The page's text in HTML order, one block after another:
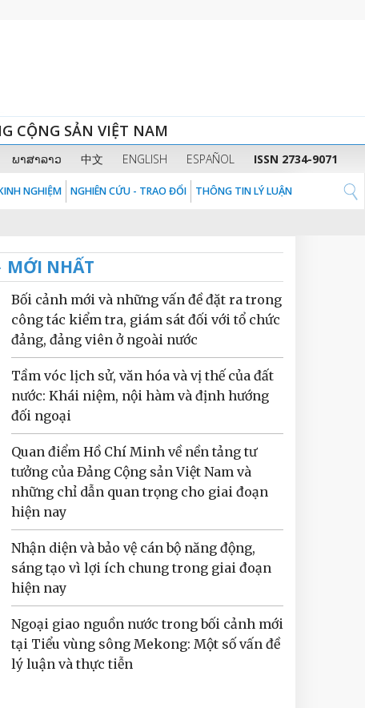
CỘNG SẢN VIỆT NAM
ພາສາລາວ 中文 ENGLISH ESPAÑOL ISSN 2734-9071
NGHIỆM NGHIÊN CỨU - TRAO ĐỔI THÔNG TIN LÝ LUẬN
MỚI NHẤT
Bối cảnh mới và những vấn đề đặt ra trong
công tác kiểm tra, giám sát đối với tổ chức
đảng, đảng viên ở ngoài nước
Tầm vóc lịch sử, văn hóa và vị thế của đất
nước: Khái niệm, nội hàm và định hướng
đối ngoại
Quan điểm Hồ Chí Minh về nền tảng tư
tưởng của Đảng Cộng sản Việt Nam và
những chỉ dẫn quan trọng cho giai đoạn
hiện nay
Nhận diện và bảo vệ cán bộ năng động,
sáng tạo vì lợi ích chung trong giai đoạn
hiện nay
Ngoại giao nguồn nước trong bối cảnh mới
tại Tiểu vùng sông Mekong: Một số vấn đề
lý luận và thực tiễn